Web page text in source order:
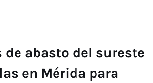
de abasto del sureste
en Mérida para